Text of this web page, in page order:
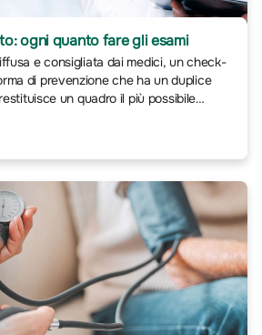
ogni quanto fare gli esami
e consigliata dai medici, un check-
di prevenzione che ha un duplice
un quadro il più possibile
tempestivamente eventuali